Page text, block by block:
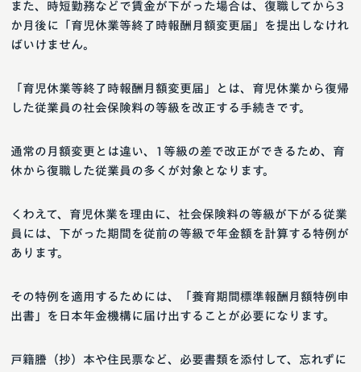
また、時短勤務などで賃金が下がった場合は、復職してから3
か月後に「育児休業等終了時報酬月額変更届」を提出しなけれ
ばいけません。
「育児休業等終了時報酬月額変更届」とは、育児休業から復帰
した従業員の社会保険料の等級を改正する手続きです。
通常の月額変更とは違い、1等級の差で改正ができるため、育
休から復職した従業員の多くが対象となります。
くわえて、育児休業を理由に、社会保険料の等級が下がる従業
員には、下がった期間を従前の等級で年金額を計算する特例が
あります。
その特例を適用するためには、「養育期間標準報酬月額特例申
出書」を日本年金機構に届け出することが必要になります。
戸籍謄（抄）本や住民票など、必要書類を添付して、忘れずに